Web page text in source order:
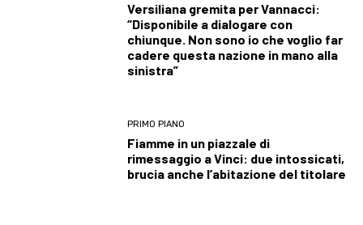
Versiliana gremita per Vannacci:
“Disponibile a dialogare con
chiunque. Non sono io che voglio far
cadere questa nazione in mano alla
sinistra”
PRIMO PIANO
Fiamme in un piazzale di
rimessaggio a Vinci: due intossicati,
brucia anche l’abitazione del titolare